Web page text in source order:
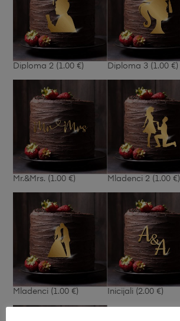
Diploma 2 (1.00 €) Diploma 3 (1.00 €)
Mr.&Mrs. (1.00 €) Mladenci 2 (1.00 €)
Mladenci (1.00 €) Inicijali (2.00 €)